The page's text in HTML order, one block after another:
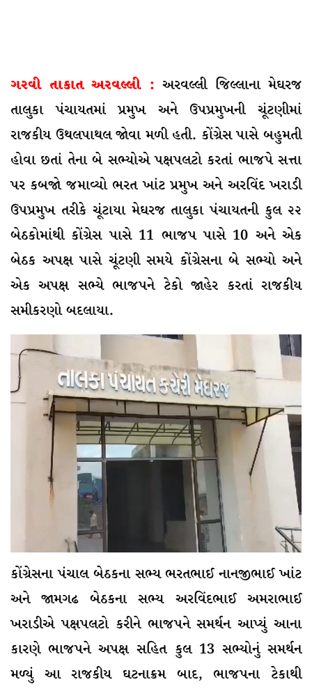
ગરવી તાકાત અરવલ્લી : અરવલ્લી જિલ્લાના મેઘરજ
તાલુકા પંચાયતમાં પ્રમુખ અને ઉપપ્રમુખની ચૂંટણીમાં
રાજકીય ઉથલપાથલ જોવા મળી હતી. કોંગ્રેસ પાસે બહુમતી
હોવા છતાં તેના બે સભ્યોએ પક્ષપલટો કરતાં ભાજપે સત્તા
પર કબજો જમાવ્યો ભરત ખાંટ પ્રમુખ અને અરવિંદ ખરાડી
ઉપપ્રમુખ તરીકે ચૂંટાયા મેઘરજ તાલુકા પંચાયતની કુલ ૨૨
બેઠકોમાંથી કોંગ્રેસ પાસે 11 ભાજપ પાસે 10 અને એક
બેઠક અપક્ષ પાસે ચૂંટણી સમયે કોંગ્રેસના બે સભ્યો અને
એક અપક્ષ સભ્યે ભાજપને ટેકો જાહેર કરતાં રાજકીય
સમીકરણો બદલાયા.
કોંગ્રેસના પંચાલ બેઠકના સભ્ય ભરતભાઈ નાનજીભાઈ ખાંટ
અને જામગઢ બેઠકના સભ્ય અરવિંદભાઈ અમરાભાઈ
ખરાડીએ પક્ષપલટો કરીને ભાજપને સમર્થન આપ્યું આના
કારણે ભાજપને અપક્ષ સહિત કુલ 13 સભ્યોનું સમર્થન
મળ્યું આ રાજકીય ઘટનાક્રમ બાદ, ભાજપના ટેકાથી